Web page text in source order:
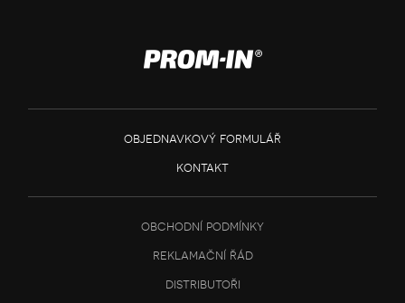
objednavkový formulář
kontakt
obchodní podmínky
reklamační řád
distributoři